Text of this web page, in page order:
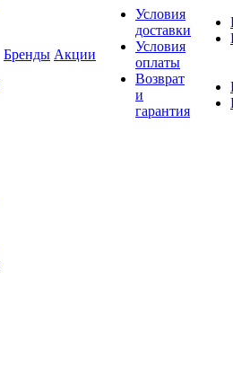
Бренды Акции
Условия
доставки
Условия
оплаты
Возврат
и
гарантия